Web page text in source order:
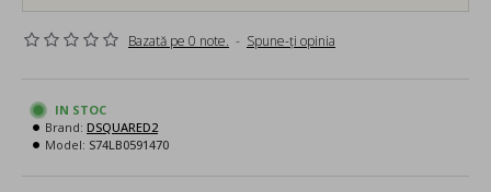
Bazată pe 0 note. - Spune-ţi opinia
IN STOC
Brand: DSQUARED2
Model: S74LB0591470